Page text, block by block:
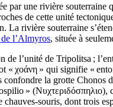
par une rivière
de cette unité
rivière souterraine
l’Almyros, située à
l’unité de Tripolitsa ;
« χοάνη » qui signifie «
la grotte Chonos
» (Νυχτεριδόσπηλιο),
souris, dont trois